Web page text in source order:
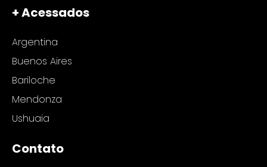
+ Acessados
Argentina
Buenos Aires
Bariloche
Mendonza
Ushuaia
Contato